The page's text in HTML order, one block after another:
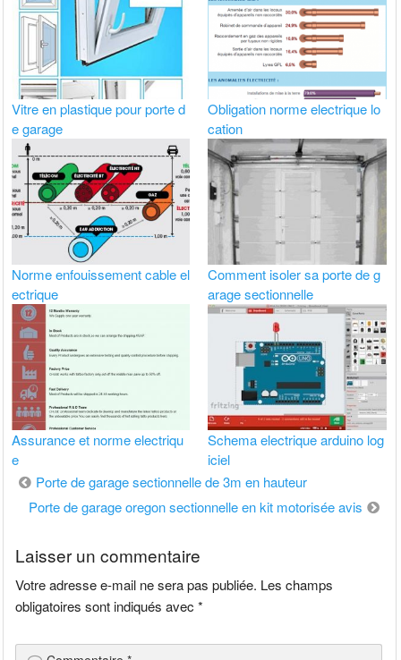
Vitre en plastique pour porte d
e garage
Obligation norme electrique lo
cation
Norme enfouissement cable el
ectrique
Comment isoler sa porte de g
arage sectionnelle
Assurance et norme electriqu
e
Schema electrique arduino log
iciel
Navigation
de
Porte de garage sectionnelle de 3m en hauteur
Porte de garage oregon sectionnelle en kit motorisée avis
Laisser un commentaire
Votre adresse e-mail ne sera pas publiée. Les champs
obligatoires sont indiqués avec*